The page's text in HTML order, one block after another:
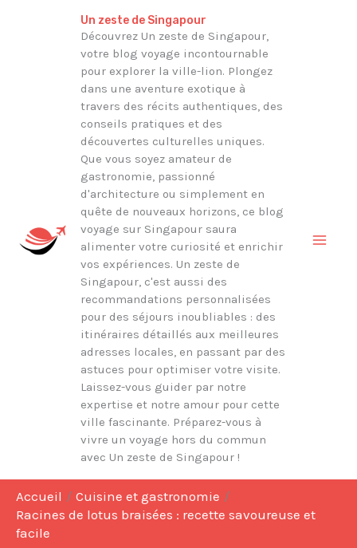
Un zeste de Singapour
Découvrez Un zeste de Singapour,
votre blog voyage incontournable
pour explorer la ville-lion. Plongez
dans une aventure exotique à
travers des récits authentiques, des
conseils pratiques et des
découvertes culturelles uniques.
Que vous soyez amateur de
gastronomie, passionné
d'architecture ou simplement en
quête de nouveaux horizons, ce blog
voyage sur Singapour saura
alimenter votre curiosité et enrichir
vos expériences. Un zeste de
Singapour, c'est aussi des
recommandations personnalisées
pour des séjours inoubliables : des
itinéraires détaillés aux meilleures
adresses locales, en passant par des
astuces pour optimiser votre visite.
Laissez-vous guider par notre
expertise et notre amour pour cette
ville fascinante. Préparez-vous à
vivre un voyage hors du commun
avec Un zeste de Singapour !
Accueil
Cuisine et gastronomie
Racines de lotus braisées : recette savoureuse et
facile
Rechercher